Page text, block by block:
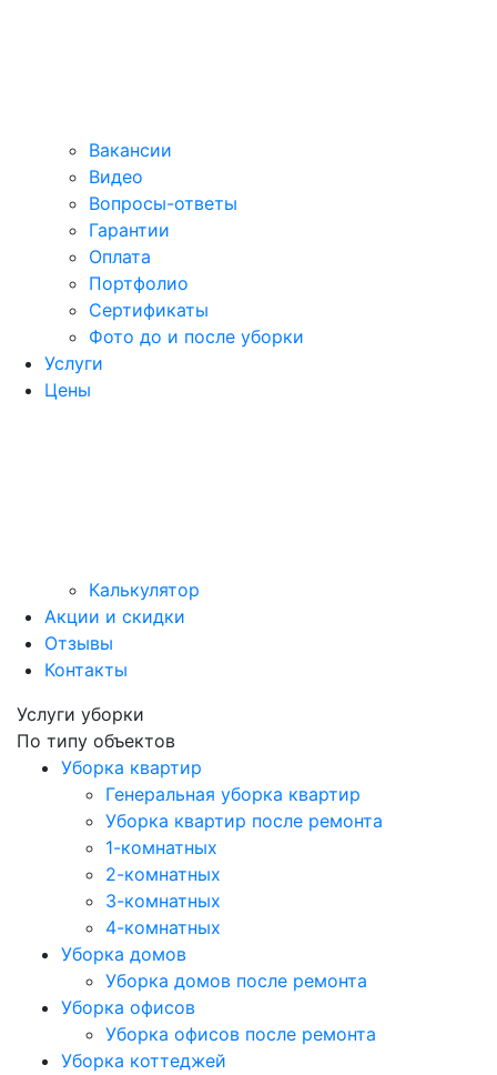
Вакансии
Видео
Вопросы-ответы
Гарантии
Оплата
Портфолио
Сертификаты
Фото до и после уборки
Услуги
Цены
Калькулятор
Акции и скидки
Отзывы
Контакты
Услуги уборки
По типу объектов
Уборка квартир
Генеральная уборка квартир
Уборка квартир после ремонта
1-комнатных
2-комнатных
3-комнатных
4-комнатных
Уборка домов
Уборка домов после ремонта
Уборка офисов
Уборка офисов после ремонта
Уборка коттеджей